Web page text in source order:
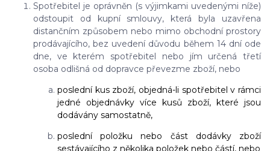
Spotřebitel je oprávněn (s výjimkami uvedenými níže)
odstoupit od kupní smlouvy, která byla uzavřena
distančním způsobem nebo mimo obchodní prostory
prodávajícího, bez uvedení důvodu během 14 dní ode
dne, ve kterém spotřebitel nebo jím určená třetí
osoba odlišná od dopravce převezme zboží, nebo
poslední kus zboží, objedná-li spotřebitel v rámci
jedné objednávky více kusů zboží, které jsou
dodávány samostatně,
poslední položku nebo část dodávky zboží
sestávajícího z několika položek nebo částí, nebo